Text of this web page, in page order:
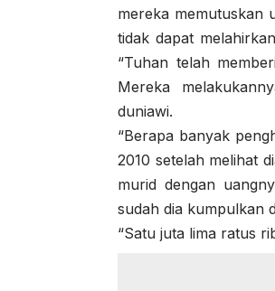
mereka memutuskan
tidak dapat
“Tuhan telah
Mereka
duniawi.
“Berapa banyak
2010 setelah melihat
murid dengan
sudah dia kumpulkan
“Satu juta lima ratus